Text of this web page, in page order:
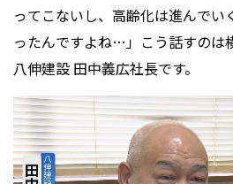
ってこないし、高齢化は進んでい
ったんですよね…」こう話すのは
八伸建設 田中義広社長です。